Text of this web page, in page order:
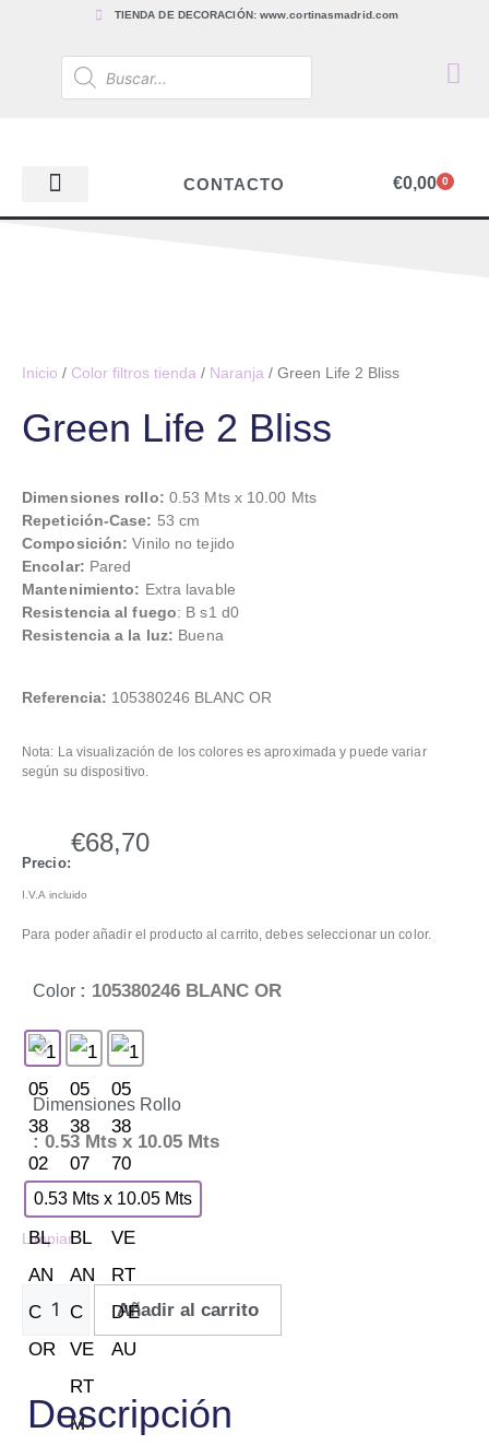
TIENDA DE DECORACIÓN: www.cortinasmadrid.com
CONTACTO €0,00 0
Inicio / Color filtros tienda / Naranja / Green Life 2 Bliss
Green Life 2 Bliss
Dimensiones rollo: 0.53 Mts x 10.00 Mts
Repetición-Case: 53 cm
Composición: Vinilo no tejido
Encolar: Pared
Mantenimiento: Extra lavable
Resistencia al fuego: B s1 d0
Resistencia a la luz: Buena
Referencia: 105380246 BLANC OR
Nota: La visualización de los colores es aproximada y puede variar
según su dispositivo.
Precio:
€68,70
I.V.A incluido
Para poder añadir el producto al carrito, debes seleccionar un color.
Color : 105380246 BLANC OR
Dimensiones Rollo
: 0.53 Mts x 10.05 Mts
0.53 Mts x 10.05 Mts
Limpiar
Añadir al carrito
Descripción